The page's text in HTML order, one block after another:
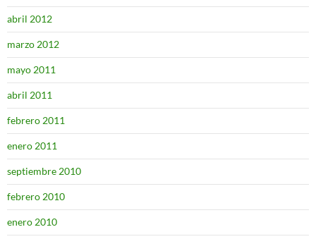
abril 2012
marzo 2012
mayo 2011
abril 2011
febrero 2011
enero 2011
septiembre 2010
febrero 2010
enero 2010